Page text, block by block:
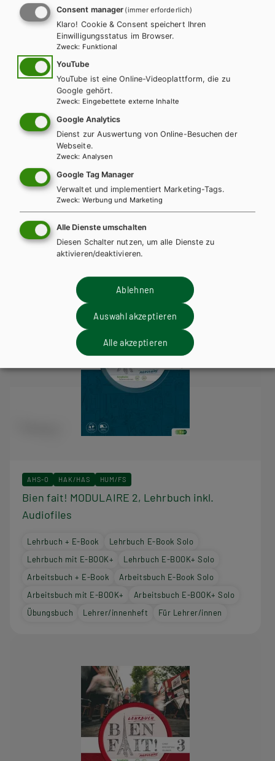
AHS-O
Bien fait! MODULAIRE 1, Lehrbuch inkl.
Audiofiles
Lehrbuch + E-Book
Lehrbuch E-Book Solo
Lehrbuch mit E-BOOK+
Lehrbuch E-BOOK+ Solo
Arbeitsbuch mit E-BOOK+
Arbeitsbuch E-BOOK+ Solo
Lehrer/innenheft
AHS-O HAK/HAS HUM/FS
Bien fait! MODULAIRE 2, Lehrbuch inkl.
Audiofiles
Lehrbuch + E-Book
Lehrbuch E-Book Solo
Lehrbuch mit E-BOOK+
Lehrbuch E-BOOK+ Solo
Arbeitsbuch + E-Book
Arbeitsbuch E-Book Solo
Arbeitsbuch mit E-BOOK+
Arbeitsbuch E-BOOK+ Solo
Übungsbuch
Lehrer/innenheft Für Lehrer/innen
Consent manager (immer erforderlich)
Klaro! Cookie & Consent speichert Ihren
Einwilligungsstatus im Browser.
Zweck: Funktional
YouTube
YouTube ist eine Online-Videoplattform, die zu
Google gehört.
Zweck: Eingebettete externe Inhalte
Google Analytics
Dienst zur Auswertung von Online-Besuchen der
Webseite.
Zweck: Analysen
Google Tag Manager
Verwaltet und implementiert Marketing-Tags.
Zweck: Werbung und Marketing
Alle Dienste umschalten
Diesen Schalter nutzen, um alle Dienste zu
aktivieren/deaktivieren.
Ablehnen
Auswahl akzeptieren
Alle akzeptieren